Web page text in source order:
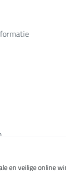
en veilige